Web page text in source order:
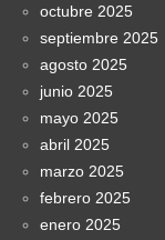
octubre 2025
septiembre 2025
agosto 2025
junio 2025
mayo 2025
abril 2025
marzo 2025
febrero 2025
enero 2025